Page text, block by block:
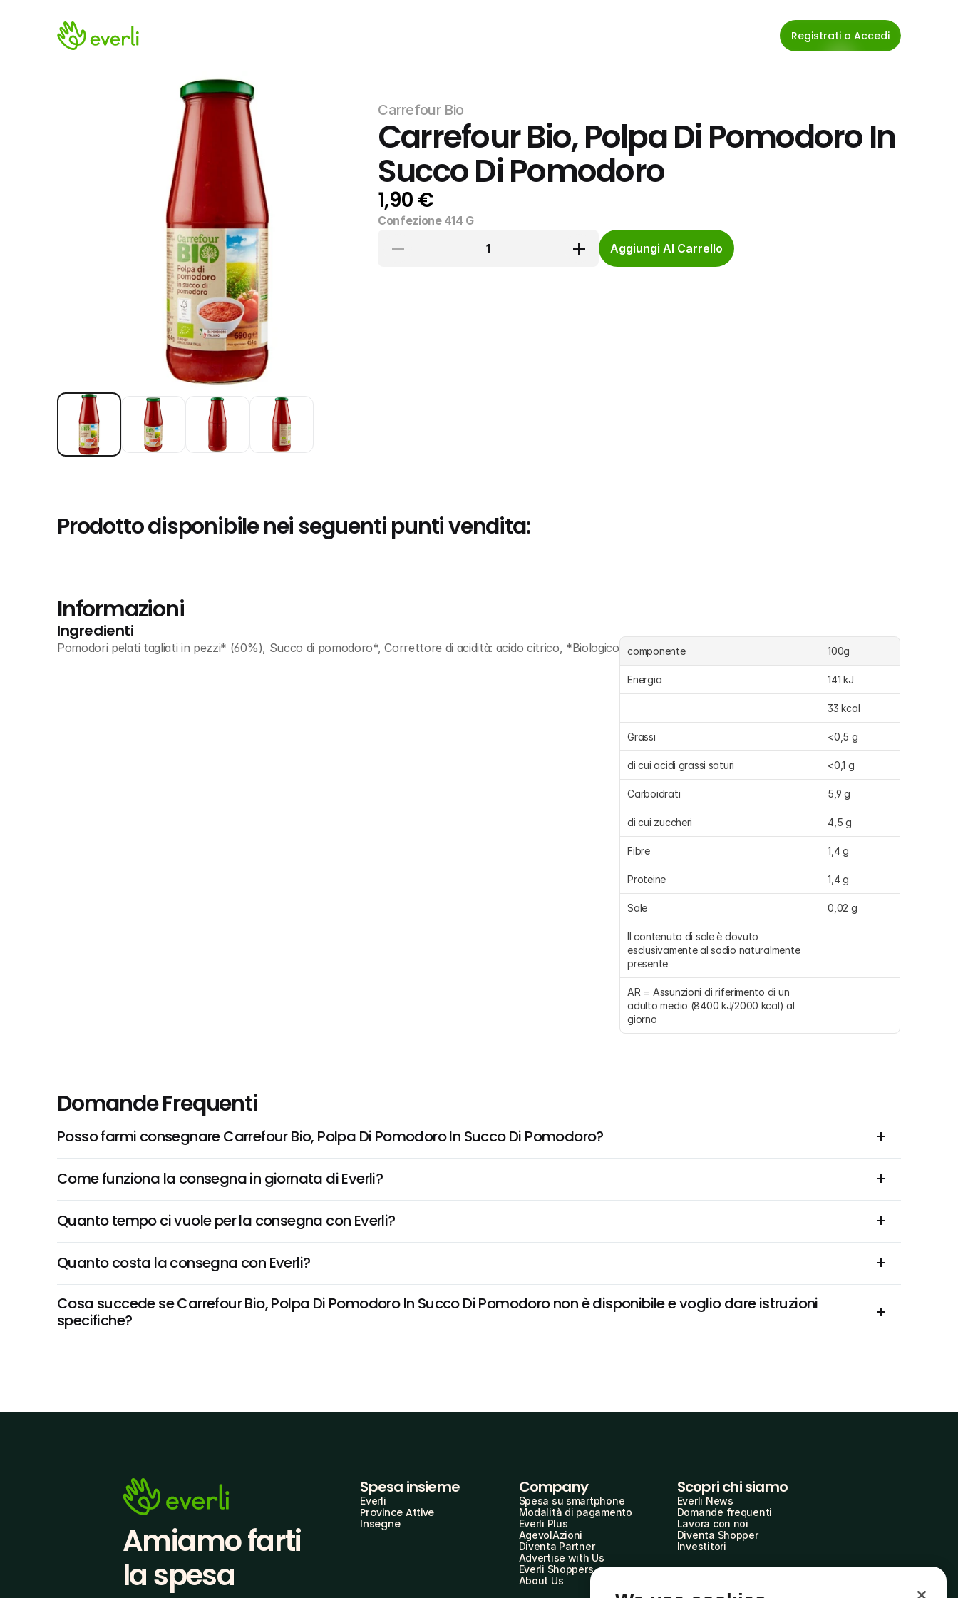
Registrati o Accedi
Carrefour Bio
Carrefour Bio, Polpa Di Pomodoro In
Succo Di Pomodoro
1,90 €
Confezione 414 G
1
Aggiungi Al Carrello
Prodotto disponibile nei seguenti punti vendita:
Informazioni
Ingredienti
Pomodori pelati tagliati in pezzi* (60%), Succo di pomodoro*, Correttore di acidità: acido citrico, *Biologico componente 100g
Energia 141 kJ
33 kcal
Grassi <0,5 g
di cui acidi grassi saturi <0,1 g
Carboidrati 5,9 g
di cui zuccheri 4,5 g
Fibre 1,4 g
Proteine 1,4 g
Sale 0,02 g
Il contenuto di sale è dovuto
esclusivamente al sodio naturalmente
presente
AR = Assunzioni di riferimento di un
adulto medio (8400 kJ/2000 kcal) al
giorno
Domande Frequenti
Posso farmi consegnare Carrefour Bio, Polpa Di Pomodoro In Succo Di Pomodoro?
Come funziona la consegna in giornata di Everli?
Quanto tempo ci vuole per la consegna con Everli?
Quanto costa la consegna con Everli?
Cosa succede se Carrefour Bio, Polpa Di Pomodoro In Succo Di Pomodoro non è disponibile e voglio dare istruzioni
specifiche?
Amiamo farti
la spesa
Spesa insieme
Everli
Province Attive
Insegne
Company
Spesa su smartphone
Modalità di pagamento
Everli Plus
AgevolAzioni
Diventa Partner
Advertise with Us
Everli Shoppers
About Us
Scopri chi siamo
Everli News
Domande frequenti
Lavora con noi
Diventa Shopper
Investitori